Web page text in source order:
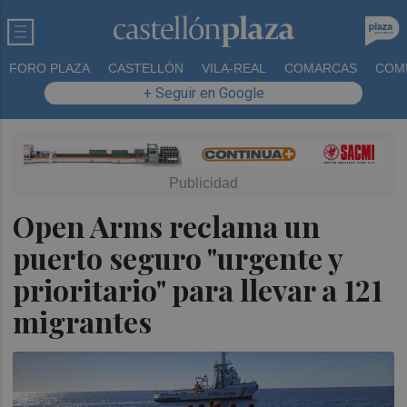
FORO PLAZA CASTELLÓN VILA-REAL COMARCAS
+ Seguir en Google
Open Arms reclama un
puerto seguro "urgente y
prioritario" para llevar a 121
migrantes